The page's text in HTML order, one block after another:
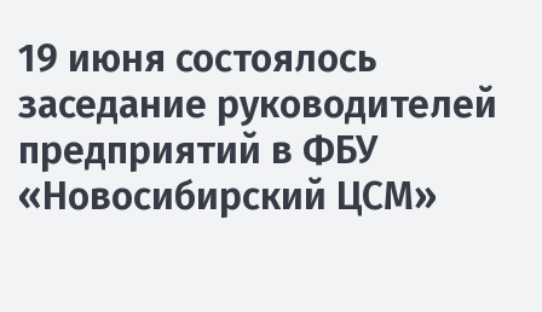
19 июня состоялось
заседание руководителей
предприятий в ФБУ
«Новосибирский ЦСМ»